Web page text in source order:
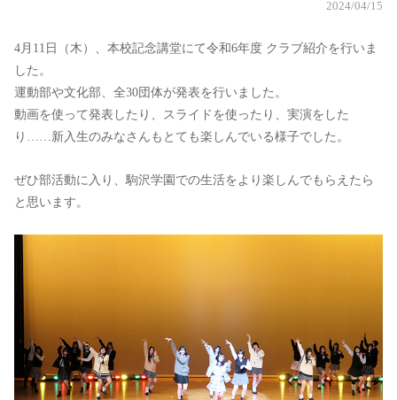
2024/04/15
4月11日（木）、本校記念講堂にて令和6年度 クラブ紹介を行いま
した。
運動部や文化部、全30団体が発表を行いました。
動画を使って発表したり、スライドを使ったり、実演をした
り……新入生のみなさんもとても楽しんでいる様子でした。
ぜひ部活動に入り、駒沢学園での生活をより楽しんでもらえたら
と思います。